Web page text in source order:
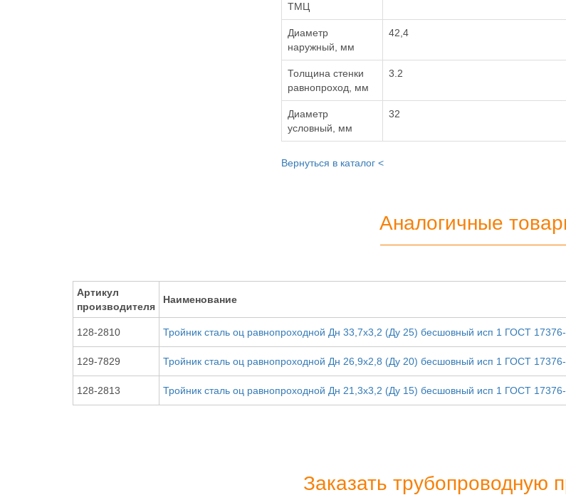
ТМЦ
Диаметр
наружный, мм
42,4
Толщина стенки
равнопроход, мм
3.2
Диаметр
условный, мм
32
Вернуться в каталог <
Аналогичные
Артикул
производителя
Наименование
128-2810 Тройник сталь оц равнопроходной Дн 33,7х3,2 (Ду 25) бесшовный исп 1 ГОСТ
129-7829 Тройник сталь оц равнопроходной Дн 26,9х2,8 (Ду 20) бесшовный исп 1 ГОСТ
128-2813 Тройник сталь оц равнопроходной Дн 21,3х3,2 (Ду 15) бесшовный исп 1 ГОСТ
Заказать трубопроводную